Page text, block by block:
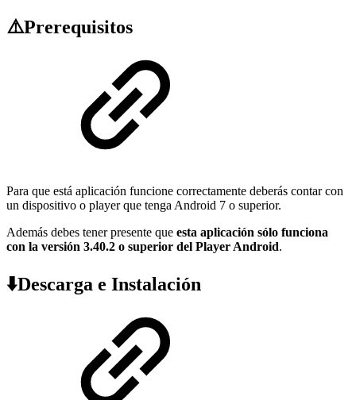
⚠️Prerequisitos
Para que está aplicación funcione correctamente deberás contar con
un dispositivo o player que tenga Android 7 o superior.
Además debes tener presente que esta aplicación sólo funciona
con la versión 3.40.2 o superior del Player Android.
⬇️Descarga e Instalación